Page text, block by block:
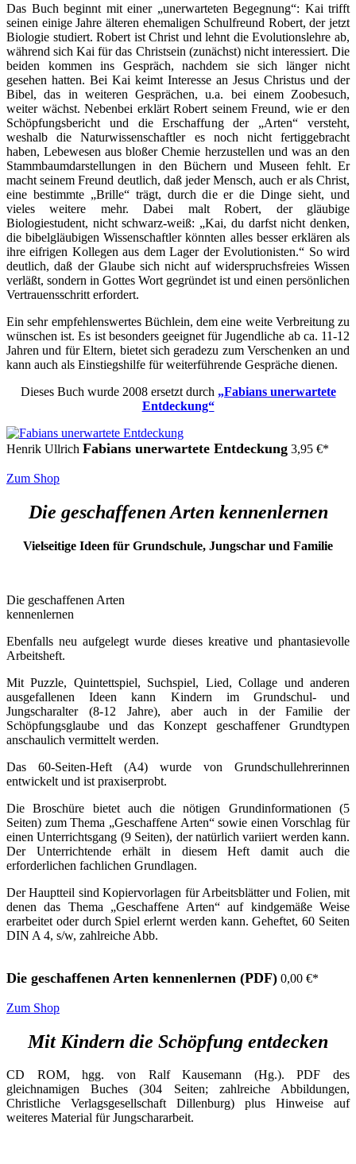
Das Buch beginnt mit einer „unerwarteten Begegnung“: Kai trifft
seinen einige Jahre älteren ehemaligen Schulfreund Robert, der jetzt
Biologie studiert. Robert ist Christ und lehnt die Evolutionslehre ab,
während sich Kai für das Christsein (zunächst) nicht interessiert. Die
beiden kommen ins Gespräch, nachdem sie sich länger nicht
gesehen hatten. Bei Kai keimt Interesse an Jesus Christus und der
Bibel, das in weiteren Gesprächen, u.a. bei einem Zoobesuch,
weiter wächst. Nebenbei erklärt Robert seinem Freund, wie er den
Schöpfungsbericht und die Erschaffung der „Arten“ versteht,
weshalb die Naturwissenschaftler es noch nicht fertiggebracht
haben, Lebewesen aus bloßer Chemie herzustellen und was an den
Stammbaumdarstellungen in den Büchern und Museen fehlt. Er
macht seinem Freund deutlich, daß jeder Mensch, auch er als Christ,
eine bestimmte „Brille“ trägt, durch die er die Dinge sieht, und
vieles weitere mehr. Dabei malt Robert, der gläubige
Biologiestudent, nicht schwarz-weiß: „Kai, du darfst nicht denken,
die bibelgläubigen Wissenschaftler könnten alles besser erklären als
ihre eifrigen Kollegen aus dem Lager der Evolutionisten.“ So wird
deutlich, daß der Glaube sich nicht auf widerspruchsfreies Wissen
verläßt, sondern in Gottes Wort gegründet ist und einen persönlichen
Vertrauensschritt erfordert.
Ein sehr empfehlenswertes Büchlein, dem eine weite Verbreitung zu
wünschen ist. Es ist besonders geeignet für Jugendliche ab ca. 11-12
Jahren und für Eltern, bietet sich geradezu zum Verschenken an und
kann auch als Einstiegshilfe für weiterführende Gespräche dienen.
Dieses Buch wurde 2008 ersetzt durch „Fabians unerwartete
Entdeckung“
Henrik Ullrich Fabians unerwartete Entdeckung 3,95 €*
Zum Shop
Die geschaffenen Arten kennenlernen
Vielseitige Ideen für Grundschule, Jungschar und Familie
Die geschaffenen Arten
kennenlernen
Ebenfalls neu aufgelegt wurde dieses kreative und phantasievolle
Arbeitsheft.
Mit Puzzle, Quintettspiel, Suchspiel, Lied, Collage und anderen
ausgefallenen Ideen kann Kindern im Grundschul- und
Jungscharalter (8-12 Jahre), aber auch in der Familie der
Schöpfungsglaube und das Konzept geschaffener Grundtypen
anschaulich vermittelt werden.
Das 60-Seiten-Heft (A4) wurde von Grundschullehrerinnen
entwickelt und ist praxiserprobt.
Die Broschüre bietet auch die nötigen Grundinformationen (5
Seiten) zum Thema „Geschaffene Arten“ sowie einen Vorschlag für
einen Unterrichtsgang (9 Seiten), der natürlich variiert werden kann.
Der Unterrichtende erhält in diesem Heft damit auch die
erforderlichen fachlichen Grundlagen.
Der Hauptteil sind Kopiervorlagen für Arbeitsblätter und Folien, mit
denen das Thema „Geschaffene Arten“ auf kindgemäße Weise
erarbeitet oder durch Spiel erlernt werden kann. Geheftet, 60 Seiten
DIN A 4, s/w, zahlreiche Abb.
Die geschaffenen Arten kennenlernen (PDF) 0,00 €*
Zum Shop
Mit Kindern die Schöpfung entdecken
CD ROM, hgg. von Ralf Kausemann (Hg.). PDF des
gleichnamigen Buches (304 Seiten; zahlreiche Abbildungen,
Christliche Verlagsgesellschaft Dillenburg) plus Hinweise auf
weiteres Material für Jungschararbeit.